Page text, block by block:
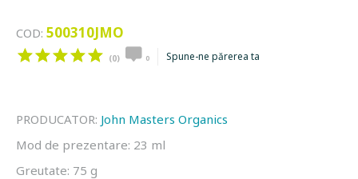
COD: 500310JMO
(0) 0 Spune-ne părerea ta
PRODUCATOR: John Masters Organics
Mod de prezentare: 23 ml
Greutate: 75 g